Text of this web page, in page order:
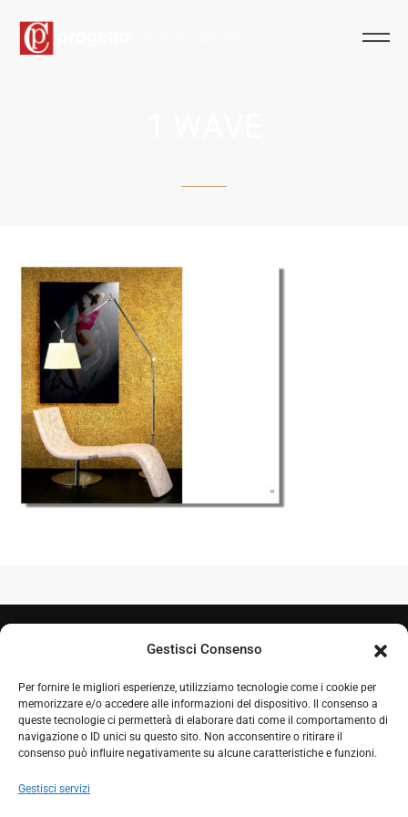
Gestisci Consenso
Per fornire le migliori esperienze, utilizziamo tecnologie come i cookie per
memorizzare e/o accedere alle informazioni del dispositivo. Il consenso a
queste tecnologie ci permetterà di elaborare dati come il comportamento di
navigazione o ID unici su questo sito. Non acconsentire o ritirare il
consenso può influire negativamente su alcune caratteristiche e funzioni.
Gestisci servizi
+39 050 7212995